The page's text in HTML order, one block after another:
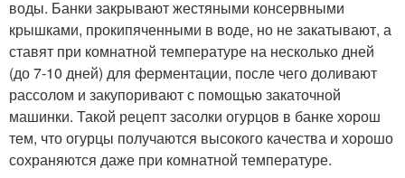
воды. Банки закрывают жестяными консервными
крышками, прокипяченными в воде, но не закатывают, а
ставят при комнатной температуре на несколько дней
(до 7-10 дней) для ферментации, после чего доливают
рассолом и закупоривают с помощью закаточной
машинки. Такой рецепт засолки огурцов в банке хорош
тем, что огурцы получаются высокого качества и хорошо
сохраняются даже при комнатной температуре.